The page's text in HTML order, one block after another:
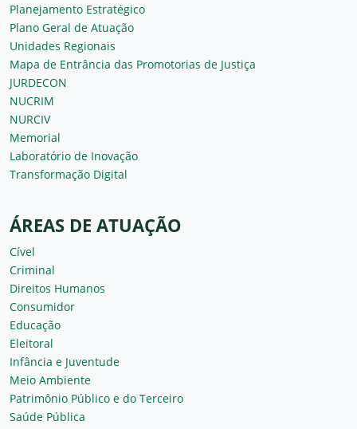
Planejamento Estratégico
Plano Geral de Atuação
Unidades Regionais
Mapa de Entrância das Promotorias de Justiça
JURDECON
NUCRIM
NURCIV
Memorial
Laboratório de Inovação
Transformação Digital
ÁREAS DE ATUAÇÃO
Cível
Criminal
Direitos Humanos
Consumidor
Educação
Eleitoral
Infância e Juventude
Meio Ambiente
Patrimônio Público e do Terceiro
Saúde Pública